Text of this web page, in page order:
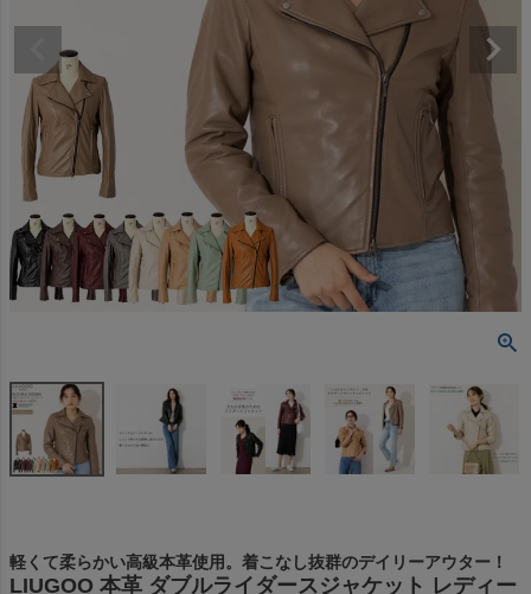
軽くて柔らかい高級本革使用。着こなし抜群のデイリーアウター！
LIUGOO 本革 ダブルライダースジャケット レディー